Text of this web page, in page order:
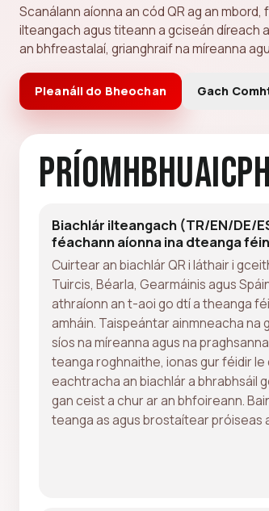
Scanálann aíonna an cód QR ag an
ilteangach agus titeann a gciseán díreach
an bhfreastalaí, grianghraif na míreanna
Pleanáil do Bheochan Gach
Biachlár ilteangach (TR/EN/DE/
féachann aíonna ina dteanga
Cuirtear an biachlár QR i láthair i
Tuircis, Béarla, Gearmáinis agus
athraíonn an t-aoi go dtí a theanga
amháin. Taispeántar ainmneacha na
síos na míreanna agus na
teanga roghnaithe, ionas gur féidir
eachtracha an biachlár a bhrabhsáil
gan ceist a chur ar an bhfoireann.
teanga as agus brostaítear próiseas